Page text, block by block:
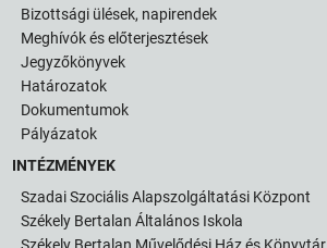
Bizottsági ülések, napirendek
Meghívók és előterjesztések
Jegyzőkönyvek
Határozatok
Dokumentumok
Pályázatok
INTÉZMÉNYEK
Szadai Szociális Alapszolgáltatási Központ
Székely Bertalan Általános Iskola